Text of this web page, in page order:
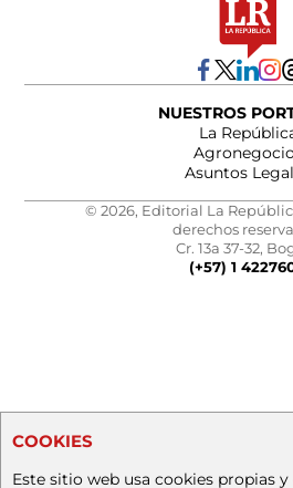
NUESTROS
La
Asuntos
© 2026, Editorial La
derechos
Cr. 13a 37-32,
(+57) 1
COOKIES
Este sitio web usa cookies propias